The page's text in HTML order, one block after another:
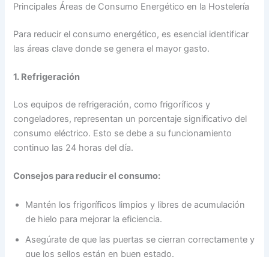
Principales Áreas de Consumo Energético en la Hostelería
Para reducir el consumo energético, es esencial identificar
las áreas clave donde se genera el mayor gasto.
1. Refrigeración
Los equipos de refrigeración, como frigoríficos y
congeladores, representan un porcentaje significativo del
consumo eléctrico. Esto se debe a su funcionamiento
continuo las 24 horas del día.
Consejos para reducir el consumo:
Mantén los frigoríficos limpios y libres de acumulación
de hielo para mejorar la eficiencia.
Asegúrate de que las puertas se cierran correctamente y
que los sellos están en buen estado.